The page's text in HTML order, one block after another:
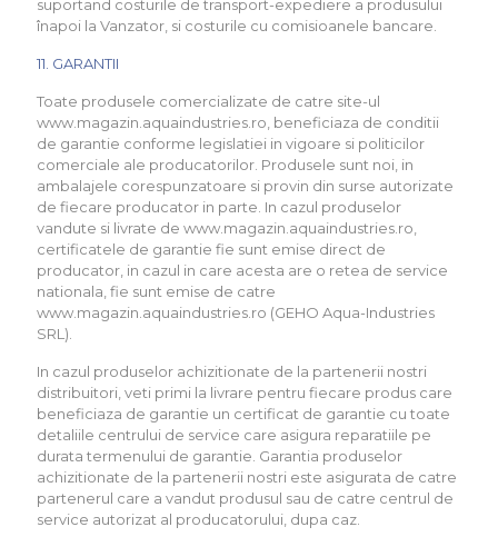
suportand costurile de transport-expediere a produsului
înapoi la Vanzator, si costurile cu comisioanele bancare.
11. GARANTII
Toate produsele comercializate de catre site-ul
www.magazin.aquaindustries.ro, beneficiaza de conditii
de garantie conforme legislatiei in vigoare si politicilor
comerciale ale producatorilor. Produsele sunt noi, in
ambalajele corespunzatoare si provin din surse autorizate
de fiecare producator in parte. In cazul produselor
vandute si livrate de www.magazin.aquaindustries.ro,
certificatele de garantie fie sunt emise direct de
producator, in cazul in care acesta are o retea de service
nationala, fie sunt emise de catre
www.magazin.aquaindustries.ro (GEHO Aqua-Industries
SRL).
In cazul produselor achizitionate de la partenerii nostri
distribuitori, veti primi la livrare pentru fiecare produs care
beneficiaza de garantie un certificat de garantie cu toate
detaliile centrului de service care asigura reparatiile pe
durata termenului de garantie. Garantia produselor
achizitionate de la partenerii nostri este asigurata de catre
partenerul care a vandut produsul sau de catre centrul de
service autorizat al producatorului, dupa caz.